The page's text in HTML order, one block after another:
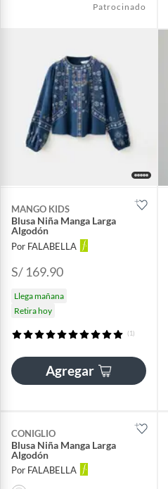
Patrocinado
MANGO KIDS
Blusa Niña Manga Larga
Algodón
Por FALABELLA
S/ 169.90
Llega mañana
Retira hoy
(1)
Agregar
CONIGLIO
Blusa Niña Manga Larga
Algodón
Por FALABELLA